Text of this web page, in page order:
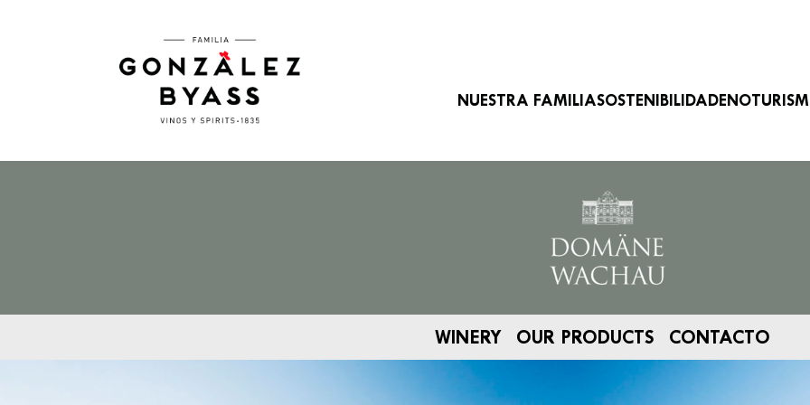
Navegación principal
NUESTRA FAMILIASOSTENIBILIDAD
Imagen
WINERY OUR PRODUCTS CONTACTO